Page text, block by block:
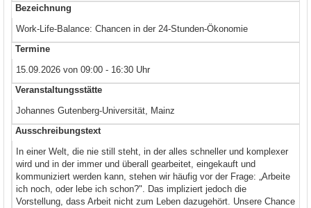
Bezeichnung
Work-Life-Balance: Chancen in der 24-Stunden-Ökonomie
Termine
15.09.2026 von 09:00 - 16:30 Uhr
Veranstaltungsstätte
Johannes Gutenberg-Universität, Mainz
Ausschreibungstext
In einer Welt, die nie still steht, in der alles schneller und komplexer
wird und in der immer und überall gearbeitet, eingekauft und
kommuniziert werden kann, stehen wir häufig vor der Frage: „Arbeite
ich noch, oder lebe ich schon?". Das impliziert jedoch die
Vorstellung, dass Arbeit nicht zum Leben dazugehört. Unsere Chance